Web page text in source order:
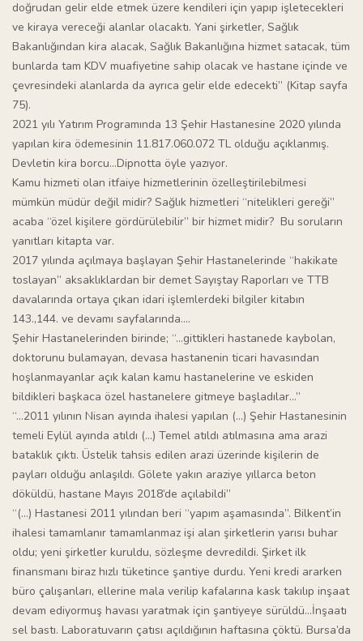
doğrudan gelir elde etmek üzere kendileri için yapıp işletecekleri
ve kiraya vereceği alanlar olacaktı. Yani şirketler, Sağlık
Bakanlığından kira alacak, Sağlık Bakanlığına hizmet satacak, tüm
bunlarda tam KDV muafiyetine sahip olacak ve hastane içinde ve
çevresindeki alanlarda da ayrıca gelir elde edecekti” (Kitap sayfa
75).
2021 yılı Yatırım Programında 13 Şehir Hastanesine 2020 yılında
yapılan kira ödemesinin 11.817.060.072 TL olduğu açıklanmış.
Devletin kira borcu…Dipnotta öyle yazıyor.
Kamu hizmeti olan itfaiye hizmetlerinin özelleştirilebilmesi
mümkün müdür değil midir? Sağlık hizmetleri “nitelikleri gereği”
acaba “özel kişilere gördürülebilir” bir hizmet midir? Bu soruların
yanıtları kitapta var.
2017 yılında açılmaya başlayan Şehir Hastanelerinde “hakikate
toslayan” aksaklıklardan bir demet Sayıştay Raporları ve TTB
davalarında ortaya çıkan idari işlemlerdeki bilgiler kitabın
143.,144. ve devamı sayfalarında….
Şehir Hastanelerinden birinde; “…gittikleri hastanede kaybolan,
doktorunu bulamayan, devasa hastanenin ticari havasından
hoşlanmayanlar açık kalan kamu hastanelerine ve eskiden
bildikleri başkaca özel hastanelere gitmeye başladılar…”
“…2011 yılının Nisan ayında ihalesi yapılan (…) Şehir Hastanesinin
temeli Eylül ayında atıldı (…) Temel atıldı atılmasına ama arazi
bataklık çıktı. Üstelik tahsis edilen arazi üzerinde kişilerin de
payları olduğu anlaşıldı. Gölete yakın araziye yıllarca beton
döküldü, hastane Mayıs 2018’de açılabildi”
“(…) Hastanesi 2011 yılından beri “yapım aşamasında”. Bilkent’in
ihalesi tamamlanır tamamlanmaz işi alan şirketlerin yarısı buhar
oldu; yeni şirketler kuruldu, sözleşme devredildi. Şirket ilk
finansmanı biraz hızlı tüketince şantiye durdu. Yeni kredi ararken
büro çalışanları, ellerine mala verilip kafalarına kask takılıp inşaat
devam ediyormuş havası yaratmak için şantiyeye sürüldü…İnşaatı
sel bastı. Laboratuvarın çatısı açıldığının haftasına çöktü. Bursa’da